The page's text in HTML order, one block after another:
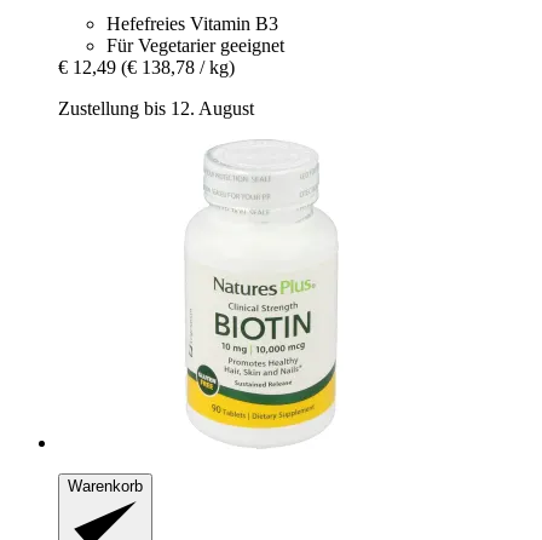
Hefefreies Vitamin B3
Für Vegetarier geeignet
€ 12,49 (€ 138,78 / kg)
Zustellung bis 12. August
Warenkorb